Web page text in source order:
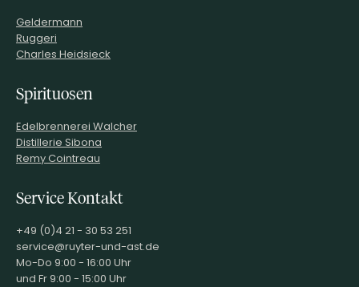
Geldermann
Ruggeri
Charles Heidsieck
Spirituosen
Edelbrennerei Walcher
Distillerie Sibona
Remy Cointreau
Service Kontakt
+49 (0)4 21 - 30 53 251
service@ruyter-und-ast.de
Mo-Do 9:00 - 16:00 Uhr
und Fr 9:00 - 15:00 Uhr